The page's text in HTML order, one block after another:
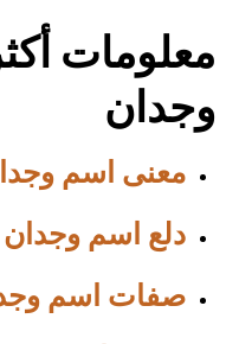
معلومات
وجدان
معنى اسم
دلع اسم وجدان
صفات اسم